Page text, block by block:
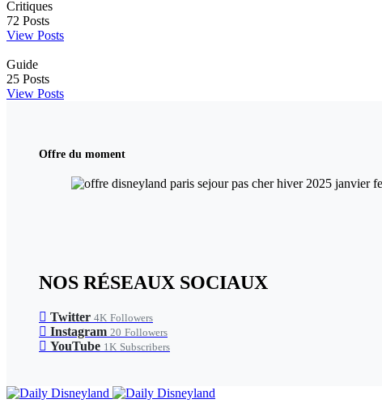
Critiques
72 Posts
View Posts
Guide
25 Posts
View Posts
Offre du moment
NOS RÉSEAUX SOCIAUX
Twitter 4K Followers
Instagram 20 Followers
YouTube 1K Subscribers